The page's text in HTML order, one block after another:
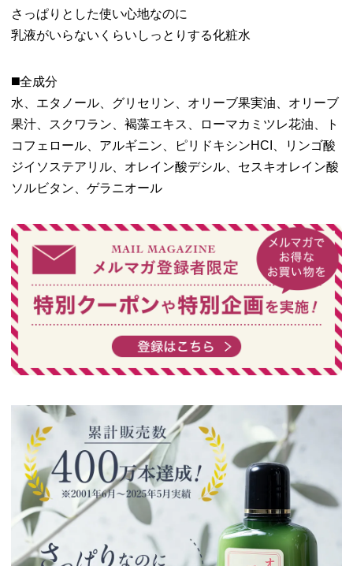
さっぱりとした使い心地なのに
乳液がいらないくらいしっとりする化粧水
◼️全成分
水、エタノール、グリセリン、オリーブ果実油、オリーブ
果汁、スクワラン、褐藻エキス、ローマカミツレ花油、ト
コフェロール、アルギニン、ピリドキシンHCI、リンゴ酸
ジイソステアリル、オレイン酸デシル、セスキオレイン酸
ソルビタン、ゲラニオール